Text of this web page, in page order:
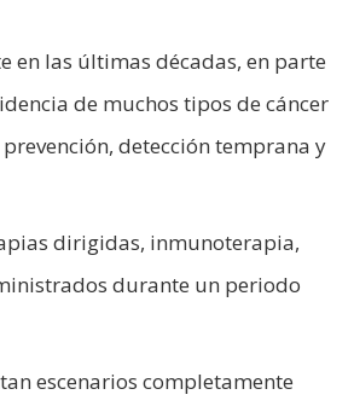
en las últimas décadas, en parte
de muchos tipos de cáncer
detección temprana y
dirigidas, inmunoterapia,
durante un periodo
escenarios completamente